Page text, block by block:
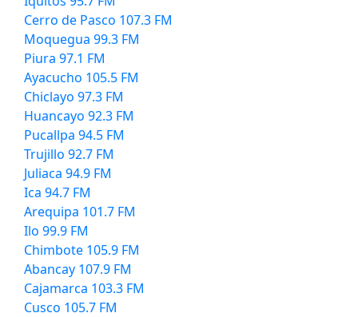
Cerro de Pasco 107.3 FM
Moquegua 99.3 FM
Piura 97.1 FM
Ayacucho 105.5 FM
Chiclayo 97.3 FM
Huancayo 92.3 FM
Pucallpa 94.5 FM
Trujillo 92.7 FM
Juliaca 94.9 FM
Ica 94.7 FM
Arequipa 101.7 FM
Ilo 99.9 FM
Chimbote 105.9 FM
Abancay 107.9 FM
Cajamarca 103.3 FM
Cusco 105.7 FM